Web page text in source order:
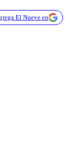
El Nueve en